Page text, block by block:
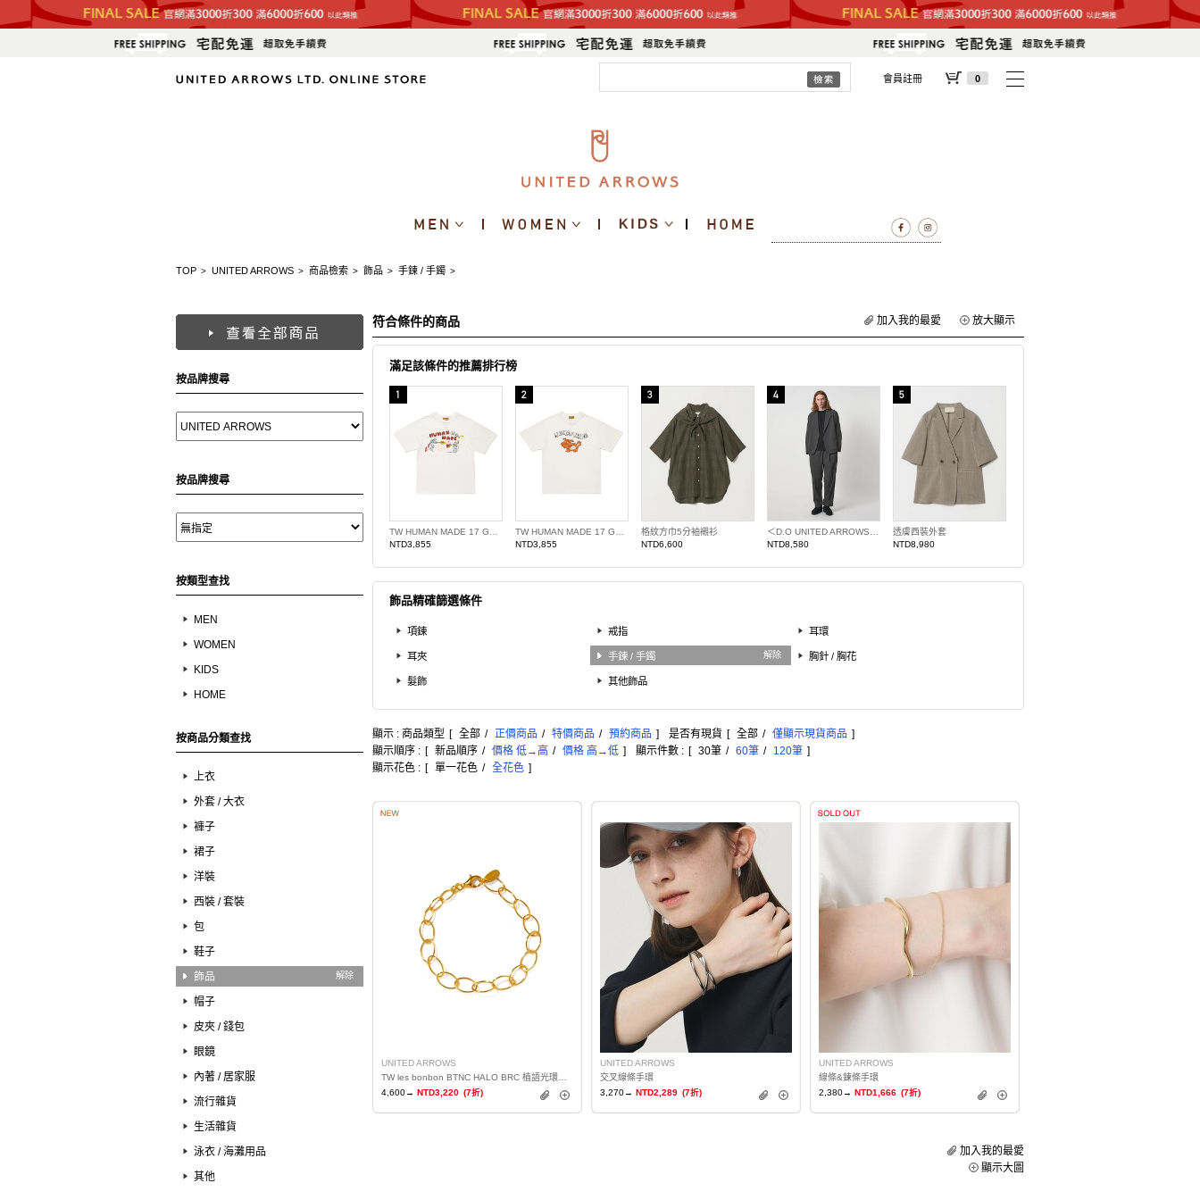
會員註冊 0
TOP > UNITED ARROWS > 商品檢索 > 飾品 > 手鍊 / 手鐲 >
按品牌搜尋
按品牌搜尋
按類型查找
MEN
WOMEN
KIDS
HOME
按商品分類查找
上衣
外套 / 大衣
褲子
裙子
洋裝
西裝 / 套裝
包
鞋子
飾品
解除
帽子
皮夾 / 錢包
眼鏡
內著 / 居家服
流行雜貨
生活雜貨
泳衣 / 海灘用品
其他
符合條件的商品 放大顯示
加入我的最愛
滿足該條件的推薦排行榜
NTD3,855
NTD3,855
格紋方巾5分袖襯衫
NTD6,600
NTD8,580
透膚西裝外套
NTD8,980
飾品精確篩選條件
項鍊 戒指 耳環
耳夾 手鍊 / 手鐲 解除 胸針 / 胸花
髮飾 其他飾品
顯示 : 商品類型 [ 全部 / 正價商品 / 特價商品 / 預約商品 ] 是否有現貨 [ 全部 / 僅顯示現貨商品 ]
顯示順序 : [ 新品順序 / 價格 低→高 / 價格 高→低 ] 顯示件數 : [ 30筆 / 60筆 / 120筆 ]
顯示花色 : [ 單一花色 / 全花色 ]
UNITED ARROWS
4,600→ NTD3,220 (7折)
UNITED ARROWS
交叉線條手環
3,270→ NTD2,289 (7折)
UNITED ARROWS
線條&鍊條手環
2,380→ NTD1,666 (7折)
加入我的最愛
顯示大圖